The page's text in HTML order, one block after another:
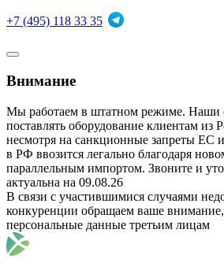
+7 (495) 118 33 35
Внимание
Мы работаем в штатном режиме. Наши
поставлять оборудование клиентам из
несмотря на санкционные запреты
в РФ ввозится легально благодаря
параллельным импортом. Звоните и
актуальна на 09.08.26
В связи с участившимися случаями
конкуренции обращаем ваше
персональные данные третьим лицам